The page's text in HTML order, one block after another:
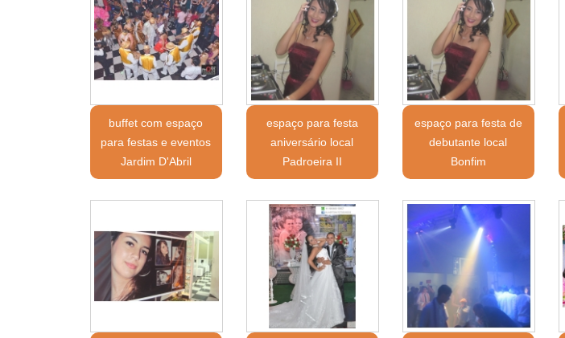
buffet com espaço
para festas e eventos
Jardim D'Abril
espaço para festa
aniversário local
Padroeira II
espaço para festa de
debutante local
Bonfim